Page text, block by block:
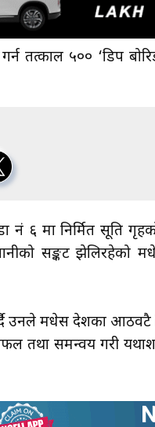
तत्काल ५०० ‘डिप
६ मा निर्मित प्रसूति
सङ्कट झेलिरहेको
उनले मधेस प्रदेशका आठवटै
तथा समन्वय गरी